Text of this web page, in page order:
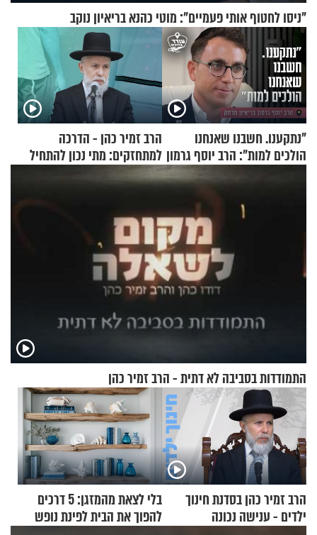
"ניסו לחטוף אותי פעמיים": מוטי כהנא בריאיון נוקב
"נתקענו. חשבנו שאנחנו
הולכים למות": הרב יוסף גרמון
הרב זמיר כהן - הדרכה
למתחזקים: מתי נכון להתחיל
עם לבישת הציצית?
התמודדות בסביבה לא דתית - הרב זמיר כהן
הרב זמיר כהן בסדנת חינוך
ילדים - ענישה נכונה
בלי לצאת מהמזגן: 5 דרכים
להפוך את הבית לפינת נופש